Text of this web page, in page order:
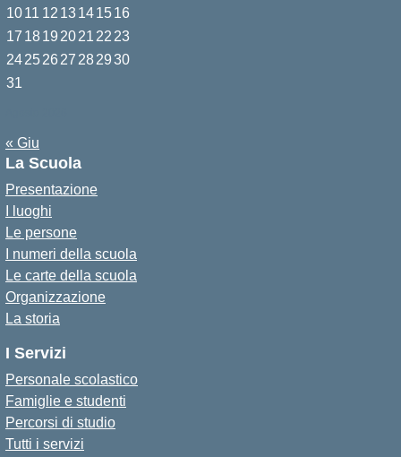
1011 12 13141516
17 1819 2021 22 23
24252627 282930
31
« Giu
La Scuola
Presentazione
I luoghi
Le persone
I numeri della scuola
Le carte della scuola
Organizzazione
La storia
I Servizi
Personale scolastico
Famiglie e studenti
Percorsi di studio
Tutti i servizi